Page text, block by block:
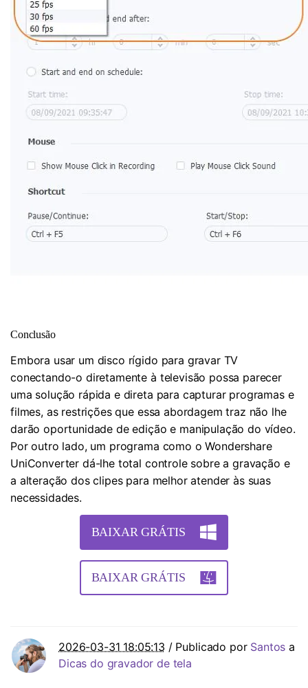
Conclusão
Embora usar um disco rígido para gravar TV
conectando-o diretamente à televisão possa parecer
uma solução rápida e direta para capturar programas e
filmes, as restrições que essa abordagem traz não lhe
darão oportunidade de edição e manipulação do vídeo.
Por outro lado, um programa como o Wondershare
UniConverter dá-lhe total controle sobre a gravação e
a alteração dos clipes para melhor atender às suas
necessidades.
BAIXAR GRÁTIS
BAIXAR GRÁTIS
2026-03-31 18:05:13 / Publicado por Santos a
Dicas do gravador de tela